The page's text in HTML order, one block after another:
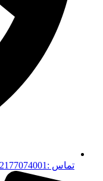
تماس :02177074001